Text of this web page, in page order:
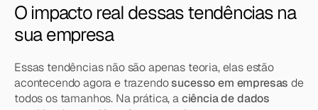
O impacto real dessas tendências na
sua empresa
Essas tendências não são apenas teoria, elas estão
acontecendo agora e trazendo sucesso em empresas de
todos os tamanhos. Na prática, a ciência de dados